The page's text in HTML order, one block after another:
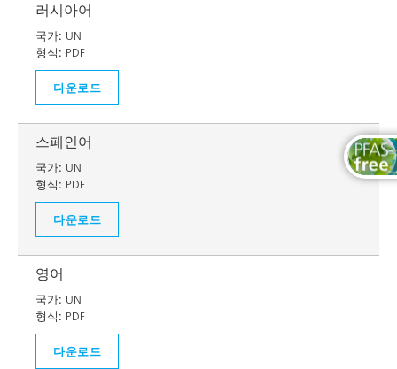
러시아어
국가: UN
형식: PDF
다운로드
스페인어
국가: UN
형식: PDF
다운로드
영어
국가: UN
형식: PDF
다운로드